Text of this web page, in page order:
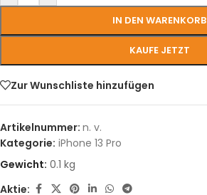
IN DEN WARENKORB
KAUFE JETZT
Zur Wunschliste hinzufügen
Artikelnummer: n. v.
Kategorie: iPhone 13 Pro
Gewicht: 0.1 kg
Aktie: